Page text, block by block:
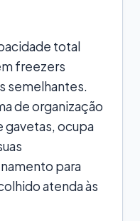
total
freezers
semelhantes.
de organização
gavetas, ocupa
para
atenda às